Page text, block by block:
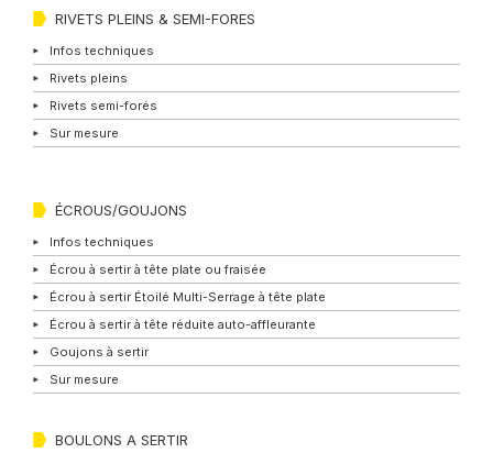
RIVETS PLEINS & SEMI-FORES
Infos techniques
Rivets pleins
Rivets semi-forés
Sur mesure
ÉCROUS/GOUJONS
Infos techniques
Écrou à sertir à tête plate ou fraisée
Écrou à sertir Étoilé Multi-Serrage à tête plate
Écrou à sertir à tête réduite auto-affleurante
Goujons à sertir
Sur mesure
BOULONS A SERTIR